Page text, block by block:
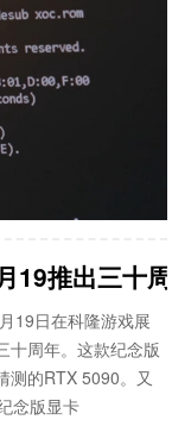
19推出三十
19日在科隆游戏展
十周年。这款纪念版
测的RTX 5090。又
念版显卡